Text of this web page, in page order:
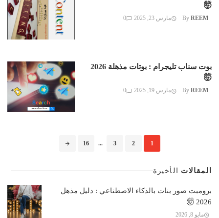
🤯
By REEM مارس 23, 2025 0
بوت سناب تليجرام : بوتات مذهلة 2026
🤯
By REEM مارس 19, 2025 0
1
2
3
...
16
المقالات الأخيرة
برومبت صور بنات بالذكاء الاصطناعي : دليل مذهل
2026 🤯
مايو 8, 2026